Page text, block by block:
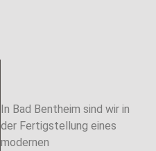
In Bad Bentheim sind wir in
der Fertigstellung eines
modernen